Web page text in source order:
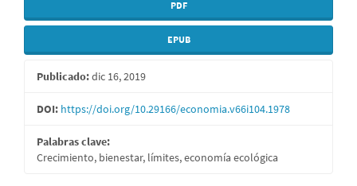
PDF
EPUB
Publicado:dic 16, 2019
DOI: https://doi.org/10.29166/economia.v66i104.1978
Palabras clave:
Crecimiento, bienestar, límites, economía ecológica